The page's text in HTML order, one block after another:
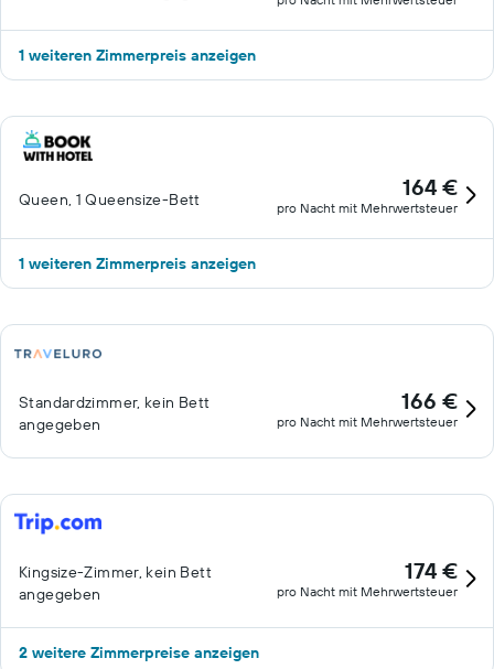
1 weiteren Zimmerpreis anzeigen
Queen, 1 Queensize-Bett 164 €
pro Nacht mit Mehrwertsteuer
1 weiteren Zimmerpreis anzeigen
Standardzimmer, kein Bett
angegeben
166 €
pro Nacht mit Mehrwertsteuer
Kingsize-Zimmer, kein Bett
angegeben
174 €
pro Nacht mit Mehrwertsteuer
2 weitere Zimmerpreise anzeigen